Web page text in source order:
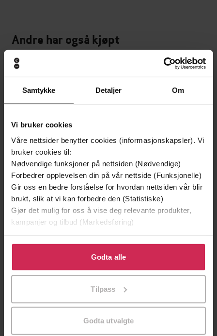
Samtykke Detaljer Om
Vi bruker cookies
Våre nettsider benytter cookies (informasjonskapsler). Vi
bruker cookies til:
Nødvendige funksjoner på nettsiden (Nødvendige)
Forbedrer opplevelsen din på vår nettside (Funksjonelle)
Gir oss en bedre forståelse for hvordan nettsiden vår blir
brukt, slik at vi kan forbedre den (Statistiske)
Gjør det mulig for oss å vise deg relevante produkter,
kampanjer og tilbud (Markedsføring)
Klikk på «Godta alle» for å gi oss ditt samtykke til å
bruke cookies for alle disse formålene. Du kan også
tilpasse ditt samtykke til spesifikke formål ved å klikke
Godta alle
Tilpass
Godta utvalgte
Andre har også kjøpt
299,-
Minnesota
Første gang på tilbud
399,-
Forfattere Michelle Davies(forfatter),Heidi Bern
(oversetter),
Siv Charlotte Klynderud
(innleser)